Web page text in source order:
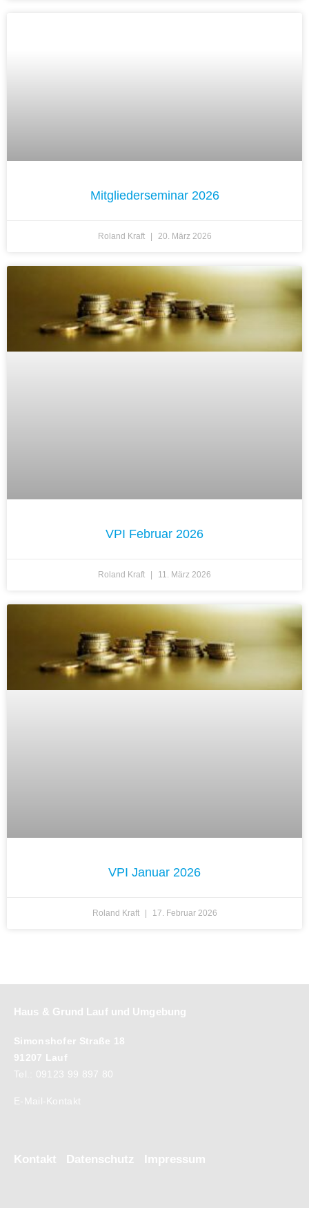
Mitgliederseminar 2026
Roland Kraft 20. März 2026
VPI Februar 2026
Roland Kraft 11. März 2026
VPI Januar 2026
Roland Kraft 17. Februar 2026
Haus & Grund Lauf und Umgebung
Simonshofer Straße 18
91207 Lauf
Tel.: 09123 99 897 80
E-Mail-Kontakt
Kontakt Datenschutz Impressum